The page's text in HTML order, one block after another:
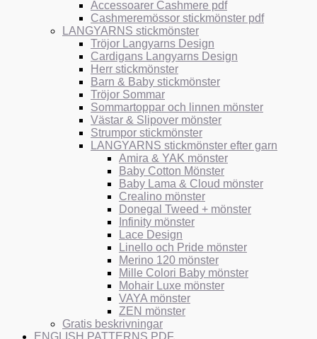
Accessoarer Cashmere pdf
Cashmeremössor stickmönster pdf
LANGYARNS stickmönster
Tröjor Langyarns Design
Cardigans Langyarns Design
Herr stickmönster
Barn & Baby stickmönster
Tröjor Sommar
Sommartoppar och linnen mönster
Västar & Slipover mönster
Strumpor stickmönster
LANGYARNS stickmönster efter garn
Amira & YAK mönster
Baby Cotton Mönster
Baby Lama & Cloud mönster
Crealino mönster
Donegal Tweed + mönster
Infinity mönster
Lace Design
Linello och Pride mönster
Merino 120 mönster
Mille Colori Baby mönster
Mohair Luxe mönster
VAYA mönster
ZEN mönster
Gratis beskrivningar
ENGLISH PATTERNS PDF.